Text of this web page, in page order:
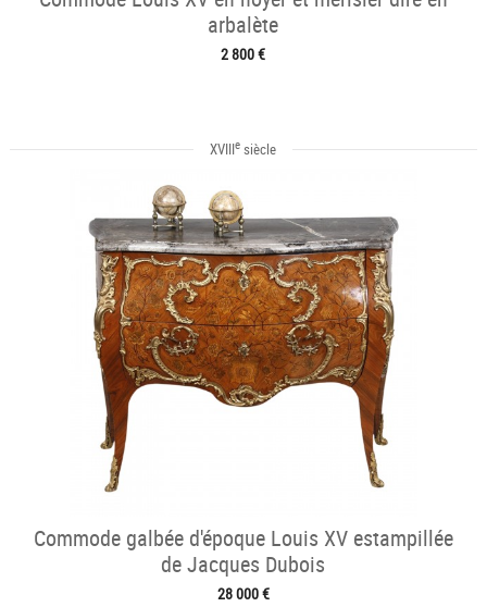
arbalète
2 800 €
XVIIIe siècle
Commode galbée d'époque Louis XV estampillée
de Jacques Dubois
28 000 €